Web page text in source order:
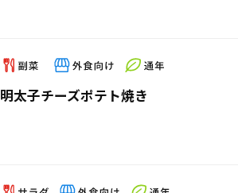
明太子チーズポテト焼き